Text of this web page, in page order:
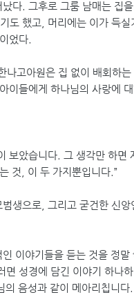
다. 그후로 그룸 남매는 집
도 했고, 머리에는 이가 득
었다.
나고아원은 집 없이 배회하
이들에게 하나님의 사랑에
보았습니다. 그 생각만 하
것, 이 두 가지뿐입니다.”
생으로, 그리고 굳건한 신
이야기들을 듣는 것을 정
성경에 담긴 이야기 하나
음성과 같이 메아리칩니